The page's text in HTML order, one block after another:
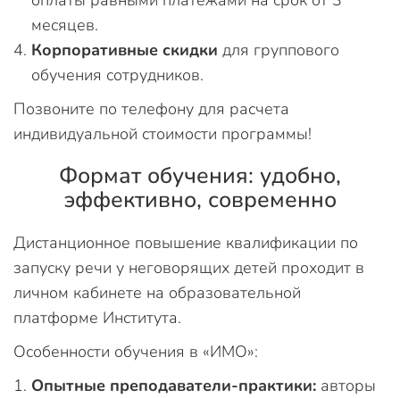
месяцев.
Корпоративные скидки для группового
обучения сотрудников.
Позвоните по телефону для расчета
индивидуальной стоимости программы!
Формат обучения: удобно,
эффективно, современно
Дистанционное повышение квалификации по
запуску речи у неговорящих детей проходит в
личном кабинете на образовательной
платформе Института.
Особенности обучения в «ИМО»:
Опытные преподаватели-практики: авторы